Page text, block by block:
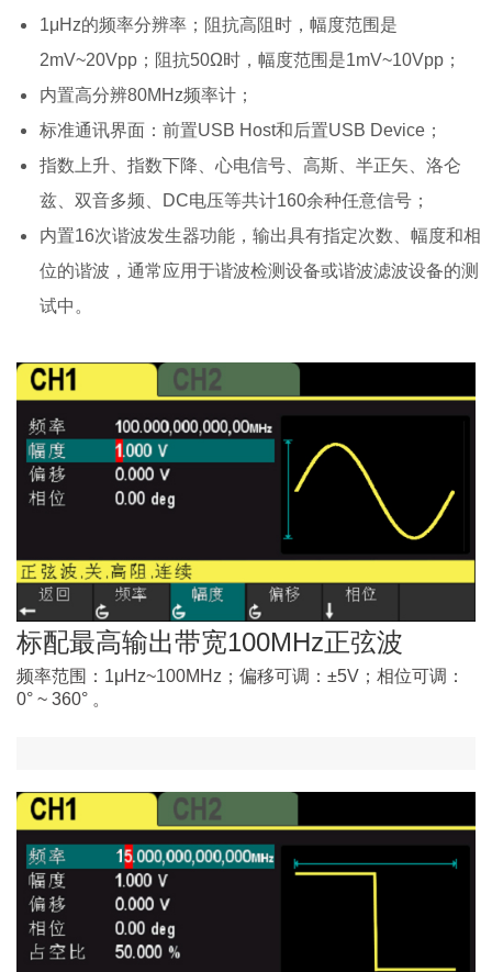
1μHz的频率分辨率；阻抗高阻时，幅度范围是
2mV~20Vpp；阻抗50Ω时，幅度范围是1mV~10Vpp；
内置高分辨80MHz频率计；
标准通讯界面：前置USB Host和后置USB Device；
指数上升、指数下降、心电信号、高斯、半正矢、洛仑
兹、双音多频、DC电压等共计160余种任意信号；
内置16次谐波发生器功能，输出具有指定次数、幅度和相
位的谐波，通常应用于谐波检测设备或谐波滤波设备的测
试中。
标配最高输出带宽100MHz正弦波
频率范围：1μHz~100MHz；偏移可调：±5V；相位可调：
0° ~ 360° 。